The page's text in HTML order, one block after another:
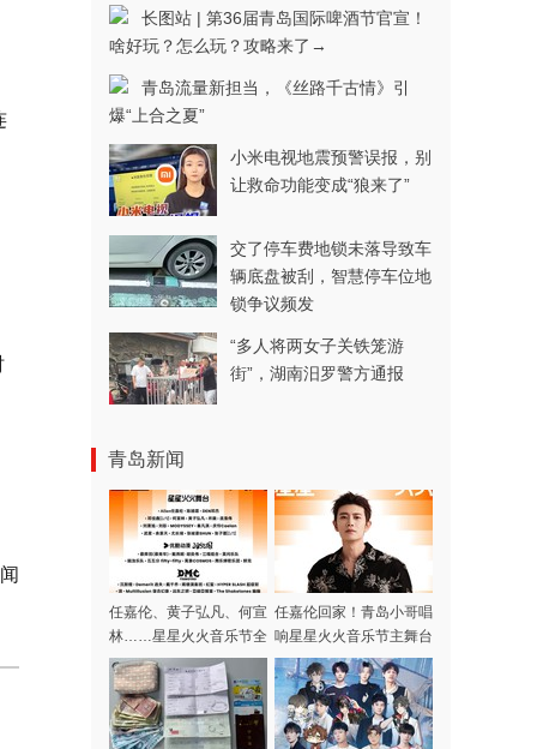
长图站 | 第36届青岛国际啤酒节官宣！
啥好玩？怎么玩？攻略来了→
青岛流量新担当，《丝路千古情》引
爆“上合之夏”
小米电视地震预警误报，别
让救命功能变成“狼来了”
交了停车费地锁未落导致车
辆底盘被刮，智慧停车位地
锁争议频发
“多人将两女子关铁笼游
街”，湖南汨罗警方通报
青岛新闻
任嘉伦、黄子弘凡、何宣
林……星星火火音乐节全
阵容集结完毕，本周末青
岛高新区火热开唱
任嘉伦回家！青岛小哥唱
响星星火火音乐节主舞台